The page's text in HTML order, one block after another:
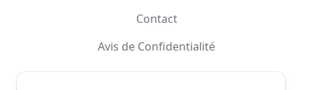
Contact
Avis de Confidentialité